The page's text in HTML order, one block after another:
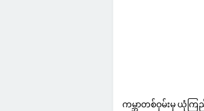
ကမ္ဘာတစ်ဝှမ်းမှ ယုံကြ